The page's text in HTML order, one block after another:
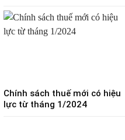
Chính sách thuế mới có hiệu
lực từ tháng 1/2024